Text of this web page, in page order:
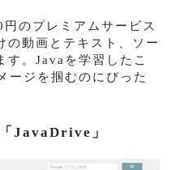
のプレミアムサービス
の動画とテキスト、ソー
す。Javaを学習したこ
ージを掴むのにぴった
JavaDrive」